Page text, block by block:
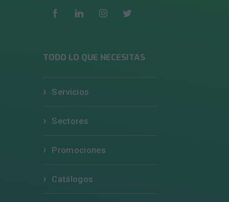
TODO LO QUE NECESITAS
Servicios
Sectores
Promociones
Catálogos